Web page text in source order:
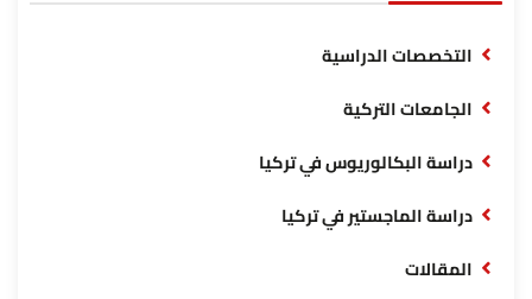
التخصصات الدراسية
الجامعات التركية
دراسة البكالوريوس في تركيا
دراسة الماجستير في تركيا
المقالات